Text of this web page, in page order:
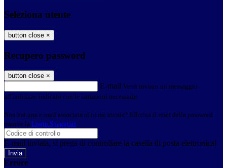
Seleziona utente
button close ×
Recupero password
button close ×
E-mail Verrà inviato un messaggio
all'indirizzo indicato con le istruzioni necessarie.
Non hai una e-mail associata al nome utente? Effettua il reset della password
tramite la Login Spaggiari
E-mail inviata, si prega di controllare la casella di posta elettronica!
Errore